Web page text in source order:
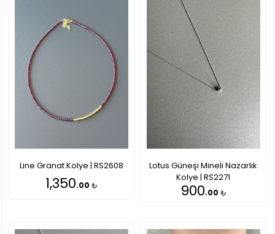
Line Granat Kolye | RS2608
1,350.00 ₺
Lotus Güneşi Mineli Nazarlık
Kolye | RS2271
900.00 ₺